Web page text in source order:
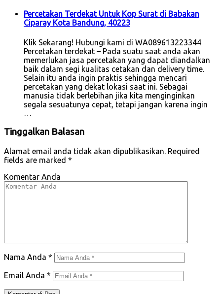
Percetakan Terdekat Untuk Kop Surat di Babakan
Ciparay Kota Bandung, 40223
Klik Sekarang! Hubungi kami di WA089613223344
Percetakan terdekat – Pada suatu saat anda akan
memerlukan jasa percetakan yang dapat diandalkan
baik dalam segi kualitas cetakan dan delivery time.
Selain itu anda ingin praktis sehingga mencari
percetakan yang dekat lokasi saat ini. Sebagai
manusia tidak berlebihan jika kita menginginkan
segala sesuatunya cepat, tetapi jangan karena ingin
…
Tinggalkan Balasan
Alamat email anda tidak akan dipublikasikan. Required
fields are marked *
Komentar Anda
Nama Anda *
Email Anda *